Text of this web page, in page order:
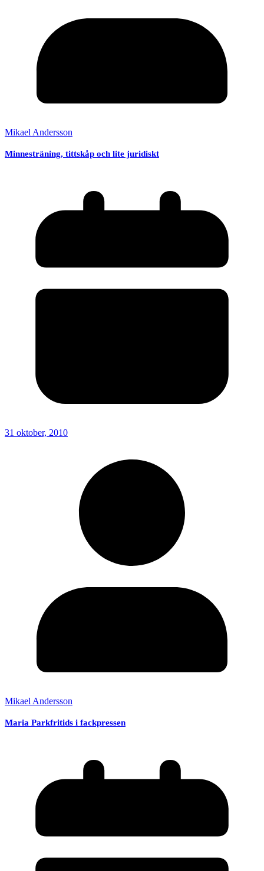
Mikael Andersson
Minnesträning, tittskåp och lite juridiskt
31 oktober, 2010
Mikael Andersson
Maria Parkfritids i fackpressen